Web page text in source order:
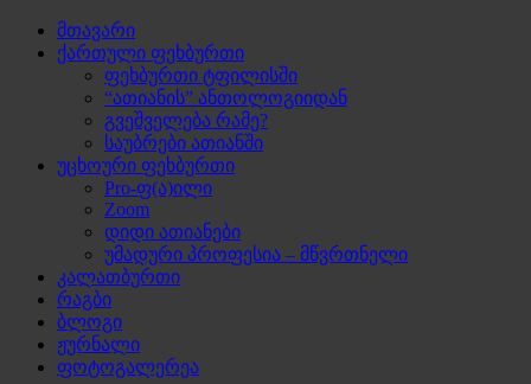
მთავარი
ქართული ფეხბურთი
ფეხბურთი ტფილისში
“ათიანის” ანთოლოგიიდან
გვეშველება რამე?
საუბრები ათიანში
უცხოური ფეხბურთი
Pro-ფ(ა)ილი
Zoom
დიდი ათიანები
უმადური პროფესია – მწვრთნელი
კალათბურთი
რაგბი
ბლოგი
ჟურნალი
ფოტოგალერეა